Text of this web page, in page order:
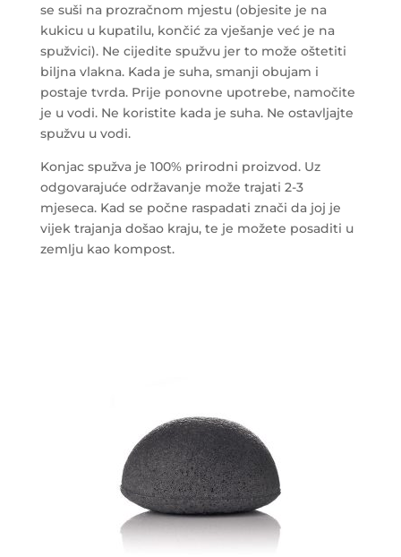
se suši na prozračnom mjestu (objesite je na
kukicu u kupatilu, končić za vješanje već je na
spužvici). Ne cijedite spužvu jer to može oštetiti
biljna vlakna. Kada je suha, smanji obujam i
postaje tvrda. Prije ponovne upotrebe, namočite
je u vodi. Ne koristite kada je suha. Ne ostavljajte
spužvu u vodi.
Konjac spužva je 100% prirodni proizvod. Uz
odgovarajuće održavanje može trajati 2-3
mjeseca. Kad se počne raspadati znači da joj je
vijek trajanja došao kraju, te je možete posaditi u
zemlju kao kompost.